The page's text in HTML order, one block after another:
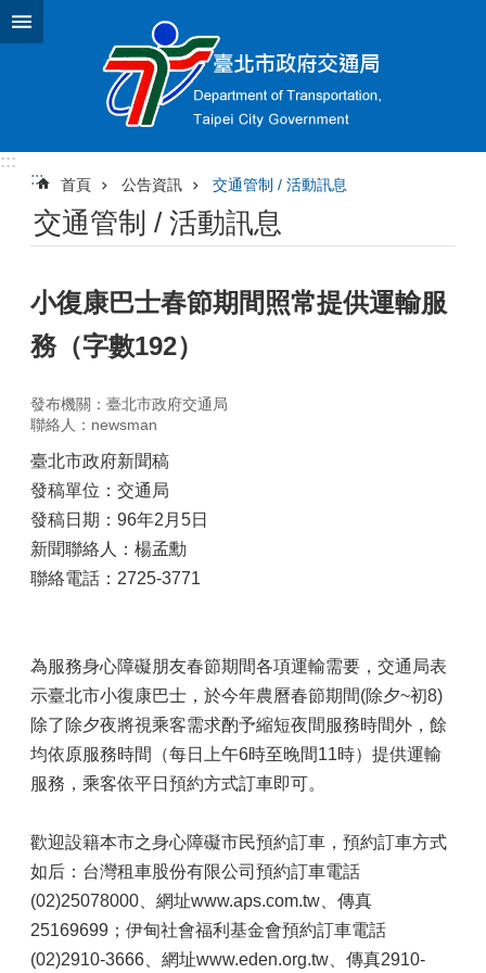
跳到主要內容區塊
:::
:::
首頁 公告資訊 交通管制 / 活動訊息
交通管制 / 活動訊息
小復康巴士春節期間照常提供運輸服
務（字數192）
發布機關：臺北市政府交通局
聯絡人：newsman
臺北市政府新聞稿
發稿單位：交通局
發稿日期：96年2月5日
新聞聯絡人：楊孟勳
聯絡電話：2725-3771
為服務身心障礙朋友春節期間各項運輸需要，交通局表
示臺北市小復康巴士，於今年農曆春節期間(除夕~初8)
除了除夕夜將視乘客需求酌予縮短夜間服務時間外，餘
均依原服務時間（每日上午6時至晚間11時）提供運輸
服務，乘客依平日預約方式訂車即可。
歡迎設籍本市之身心障礙市民預約訂車，預約訂車方式
如后：台灣租車股份有限公司預約訂車電話
(02)25078000、網址www.aps.com.tw、傳真
25169699；伊甸社會福利基金會預約訂車電話
(02)2910-3666、網址www.eden.org.tw、傳真2910-